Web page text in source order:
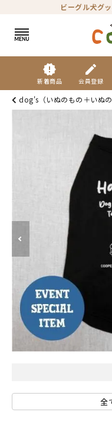
ビーグル犬グ
new_releases
新着商品
edit
会員登録
dog's（いぬのもの＋いぬの
全